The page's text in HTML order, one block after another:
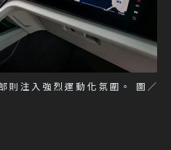
則注入強烈運動化氛圍。 圖／